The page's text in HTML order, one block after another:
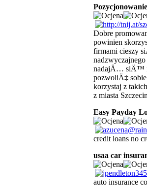
Dobre
powinien
firmami cieszy
nadajÄ… siÄ™
pozwoliÄ‡
korzystaj z
z miasta
Easy Payday
credit loans no
usaa car
auto insurance